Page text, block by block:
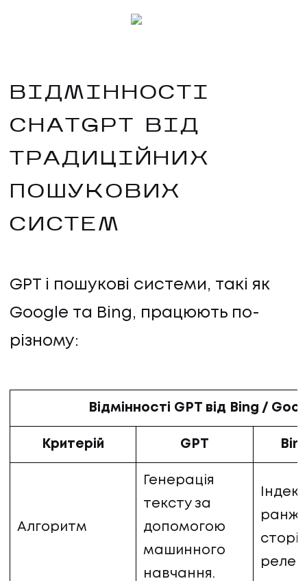
ВІДМІННОСТІ
CHATGPT ВІД
ТРАДИЦІЙНИХ
ПОШУКОВИХ
СИСТЕМ
GPT і пошукові системи, такі як
Google та Bing, працюють по-
різному:
Відмінності GPT від Bing /
Критерій GPT
Алгоритм
Генерація
тексту за
допомогою
машинного
навчання.